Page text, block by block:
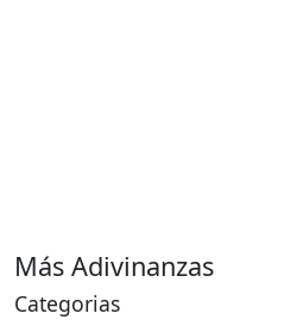
Más Adivinanzas
Categorias